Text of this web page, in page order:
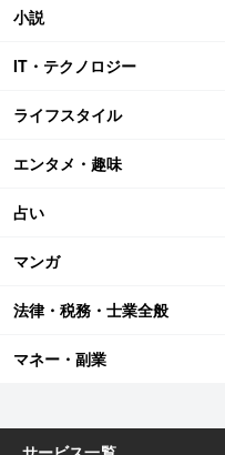
小説
IT・テクノロジー
ライフスタイル
エンタメ・趣味
占い
マンガ
法律・税務・士業全般
マネー・副業